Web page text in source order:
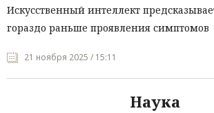
Искусственный интеллект
гораздо раньше проявления симптомов
21 ноября 2025 / 15:11
Наука